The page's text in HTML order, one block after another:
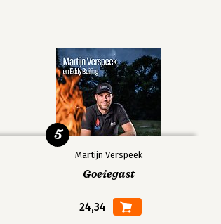
Martijn Verspeek
Goeiegast
24,34
5